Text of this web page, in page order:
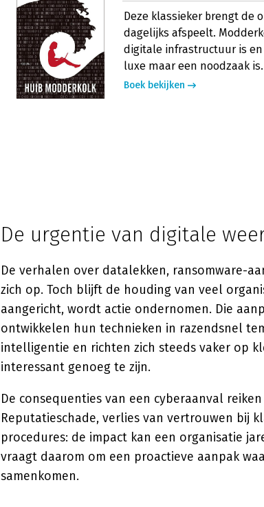
Deze klassieker brengt de
dagelijks afspeelt.
digitale infrastructuur is
luxe maar een noodzaak is.
Boek bekijken
De urgentie van digitale
De verhalen over datalekken, ransomware-
zich op. Toch blijft de houding van veel
aangericht, wordt actie ondernomen. Die
ontwikkelen hun technieken in razendsnel
intelligentie en richten zich steeds vaker op
interessant genoeg te zijn.
De consequenties van een cyberaanval
Reputatieschade, verlies van vertrouwen bij
procedures: de impact kan een organisatie
vraagt daarom om een proactieve aanpak
samenkomen.